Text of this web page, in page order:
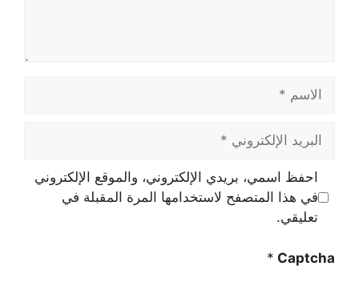
الاسم
البريد
الإلكتروني
احفظ اسمي، بريدي الإلكتروني، والموقع الإلكتروني
في هذا المتصفح لاستخدامها المرة المقبلة في
تعليقي.
Captcha
*